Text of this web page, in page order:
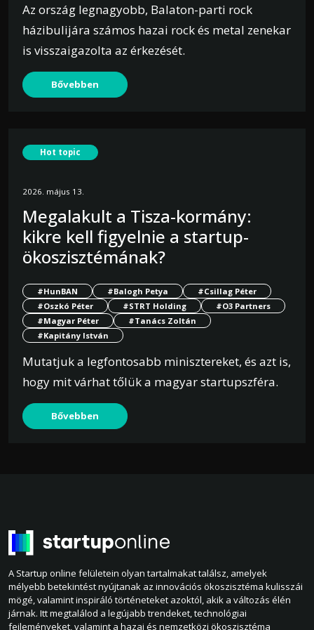
Az ország legnagyobb, Balaton-parti rock
házibulijára számos hazai rock és metal zenekar
is visszaigazolta az érkezését.
Bővebben
Hot topic
2026. május 13.
Megalakult a Tisza-kormány:
kikre kell figyelnie a startup-
ökoszisztémának?
#HunBAN #Balogh Petya
#Csillag Péter
#Oszkó Péter
#STRT Holding
#O3 Partners
#Magyar Péter
#Tanács Zoltán
#Kapitány István
Mutatjuk a legfontosabb minisztereket, és azt is,
hogy mit várhat tőlük a magyar startupszféra.
Bővebben
A Startup online felületein olyan tartalmakat találsz, amelyek
mélyebb betekintést nyújtanak az innovációs ökoszisztéma kulisszái
mögé, valamint inspiráló történeteket azoktól, akik a változás élén
járnak. Itt megtalálod a legújabb trendeket, technológiai
fejleményeket, valamint a hazai és nemzetközi ökoszisztéma